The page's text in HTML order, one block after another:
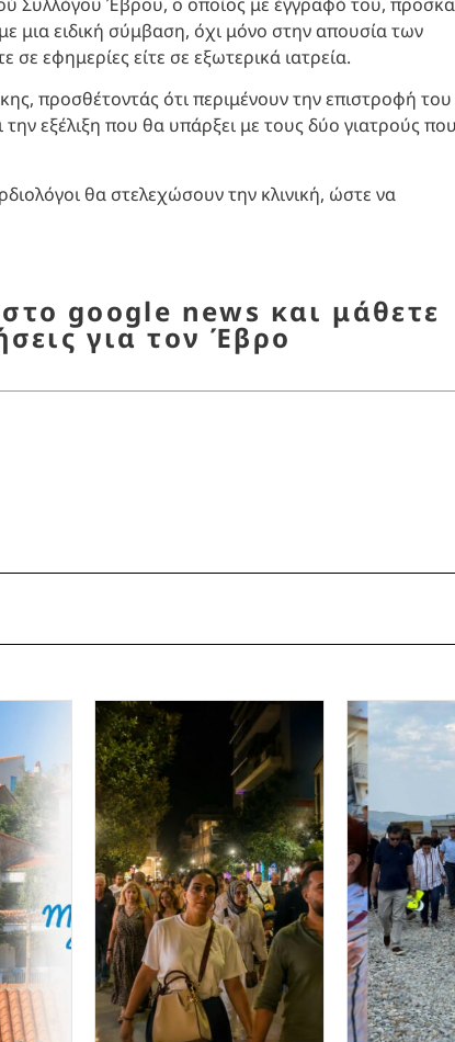
μια ειδική σύμβαση, όχι μόνο στην απουσία των
σε εφημερίες είτε σε εξωτερικά ιατρεία.
προσθέτοντάς ότι περιμένουν την επιστροφή του
την εξέλιξη που θα υπάρξει με τους δύο γιατρούς
θα στελεχώσουν την κλινική, ώστε να
google news και μάθετε
για τον Έβρο